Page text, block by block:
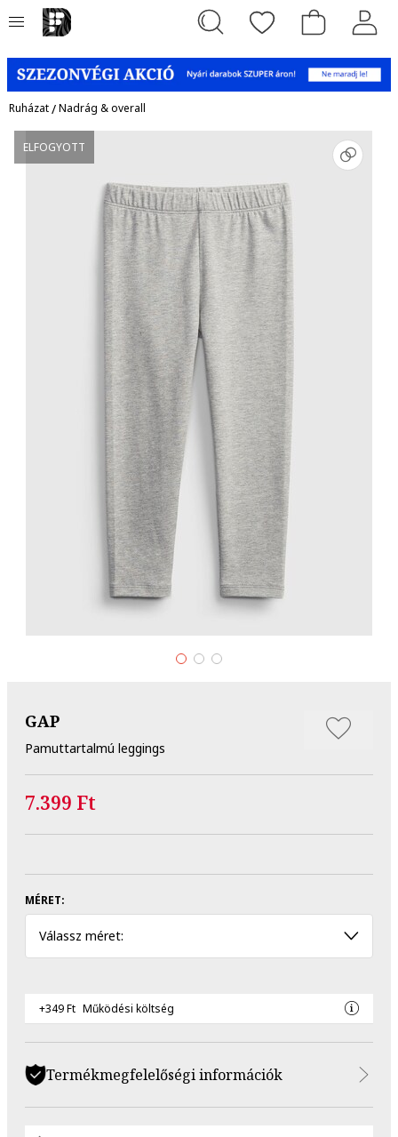
Ruházat/Nadrág & overall
ELFOGYOTT
GAP
Pamuttartalmú leggings
7.399 Ft
MÉRET:
Válassz méret:
+349 Ft Működési költség
Termékmegfelelőségi információk